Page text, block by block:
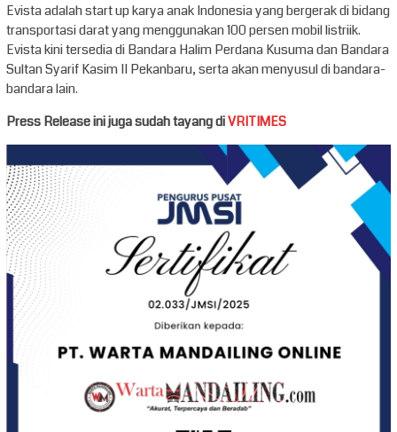
Evista adalah start up karya anak Indonesia yang bergerak di bidang
transportasi darat yang menggunakan 100 persen mobil listriik.
Evista kini tersedia di Bandara Halim Perdana Kusuma dan Bandara
Sultan Syarif Kasim II Pekanbaru, serta akan menyusul di bandara-
bandara lain.
Press Release ini juga sudah tayang diVRITIMES